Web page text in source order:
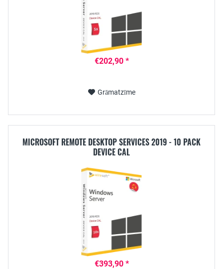
€202,90 *
Grāmatzīme
MICROSOFT REMOTE DESKTOP SERVICES 2019 - 10 PACK
DEVICE CAL
€393,90 *